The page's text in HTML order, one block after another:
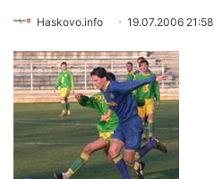
Haskovo.info 19.07.2006 21:58